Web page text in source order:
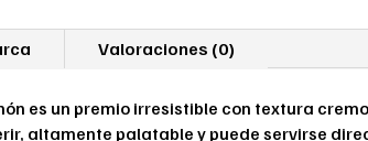
Valoraciones (0)
es un premio irresistible con textura
altamente palatable y puede servirse